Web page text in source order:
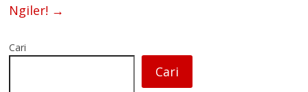
Ngiler! →
Cari
Cari